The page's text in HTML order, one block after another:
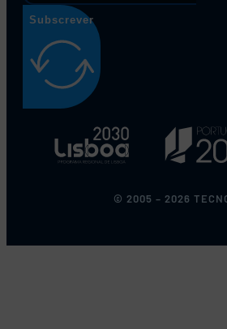
Subscrever
© 2005 – 2026